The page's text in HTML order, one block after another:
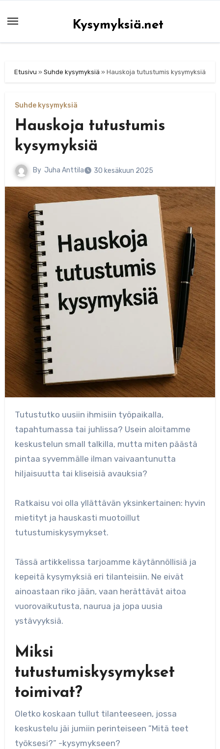
Kysymyksiä.net
Etusivu » Suhde kysymyksiä » Hauskoja tutustumis kysymyksiä
Suhde kysymyksiä
Hauskoja tutustumis
kysymyksiä
By Juha Anttila 30 kesäkuun 2025
Tutustutko uusiin ihmisiin työpaikalla,
tapahtumassa tai juhlissa? Usein aloitamme
keskustelun small talkilla, mutta miten päästä
pintaa syvemmälle ilman vaivaantunutta
hiljaisuutta tai kliseisiä avauksia?
Ratkaisu voi olla yllättävän yksinkertainen: hyvin
mietityt ja hauskasti muotoillut
tutustumiskysymykset.
Tässä artikkelissa tarjoamme käytännöllisiä ja
kepeitä kysymyksiä eri tilanteisiin. Ne eivät
ainoastaan riko jään, vaan herättävät aitoa
vuorovaikutusta, naurua ja jopa uusia
ystävyyksiä.
Miksi
tutustumiskysymykset
toimivat?
Oletko koskaan tullut tilanteeseen, jossa
keskustelu jäi jumiin perinteiseen ”Mitä teet
työksesi?” -kysymykseen?